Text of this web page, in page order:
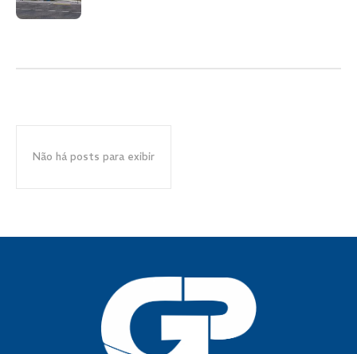
Não há posts para exibir